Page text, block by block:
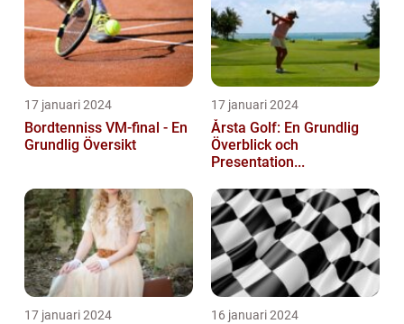
17 januari 2024
Bordtenniss VM-final - En
Grundlig Översikt
17 januari 2024
Årsta Golf: En Grundlig
Överblick och
Presentation...
17 januari 2024 16 januari 2024